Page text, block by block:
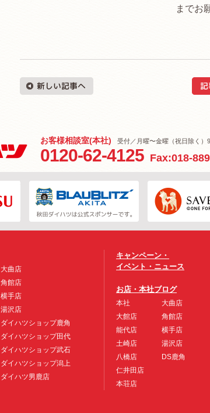
までお
お客様相談室(本社) 受付／月曜〜金曜（祝日除く）
0120-62-4125 Fax:018-
大曲店
角館店
横手店
湯沢店
ダイハツショップ鹿角
ダイハツショップ田代
ダイハツショップ武石
ダイハツショップ潟上
ダイハツ男鹿店
キャンペーン・
イベント・ニュース
お店・本社ブログ
本社
大館店
能代店
土崎店
八橋店
仁井田店
本荘店
大曲店
角館店
横手店
湯沢店
DS鹿角